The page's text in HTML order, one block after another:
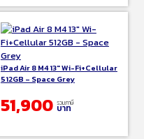
iPad Air 8 M4 13″ Wi-Fi+Cellular
512GB – Space Grey
51,900 รวมภาษี
บาท